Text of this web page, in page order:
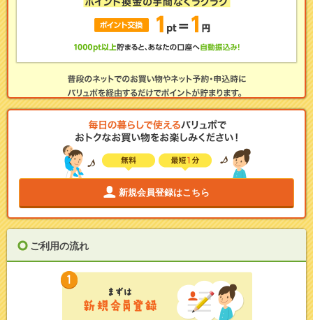
新規会員登録はこちら
ご利用の流れ